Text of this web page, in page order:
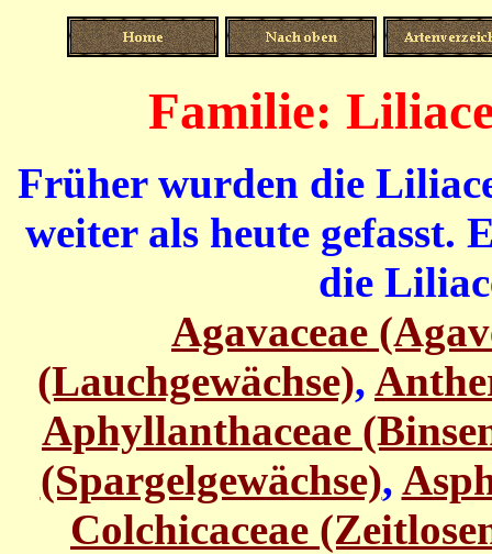
Familie:
Früher wurden die
weiter als heute gefasst.
die
Agavaceae
(Lauchgewächse),
Aphyllanthaceae
(Spargelgewächse),
Colchicaceae